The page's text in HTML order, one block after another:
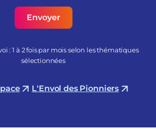
: 1 à 2 fois par mois selon les thématiques
sélectionnées
L'Envol des Pionniers